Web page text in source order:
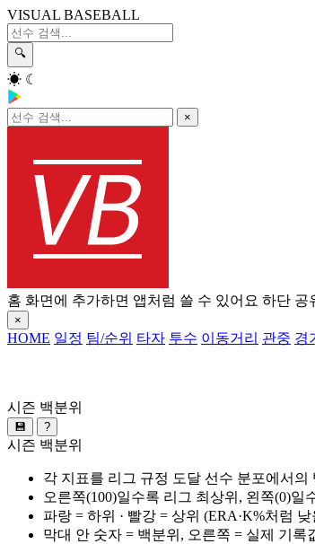
VISUAL BASEBALL
🔍
☀ ☾
×
홈 화면에 추가하면 앱처럼 쓸 수 있어요 하단 공
×
HOME 일정 팀/순위 타자 투수 이동거리 관중 경
시즌 백분위
💾 ?
시즌 백분위
각 지표를 리그 규정 도달 선수 분포에서의
오른쪽(100)일수록 리그 최상위, 왼쪽(0)일
파랑 = 하위 · 빨강 = 상위 (ERA·K%처럼
막대 안 숫자 = 백분위, 오른쪽 = 실제 기록